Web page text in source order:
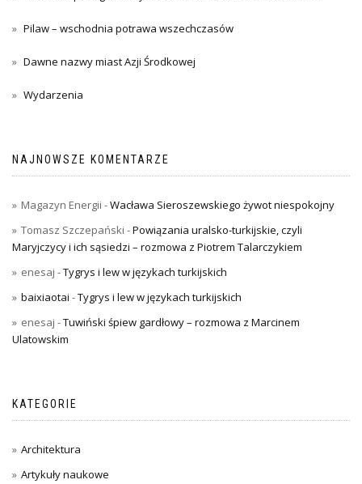
Pilaw – wschodnia potrawa wszechczasów
Dawne nazwy miast Azji Środkowej
Wydarzenia
NAJNOWSZE KOMENTARZE
Magazyn Energii -Wacława Sieroszewskiego żywot niespokojny
Tomasz Szczepański -Powiązania uralsko-turkijskie, czyli
Maryjczycy i ich sąsiedzi – rozmowa z Piotrem Talarczykiem
enesaj -Tygrys i lew w językach turkijskich
baixiaotai -Tygrys i lew w językach turkijskich
enesaj -Tuwiński śpiew gardłowy – rozmowa z Marcinem
Ulatowskim
KATEGORIE
Architektura
Artykuły naukowe